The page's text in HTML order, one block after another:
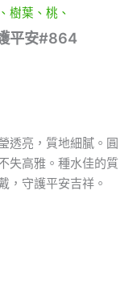
樹葉、桃、
平安#864
透亮，質地細膩。圓
失高雅。種水佳的質
，守護平安吉祥。